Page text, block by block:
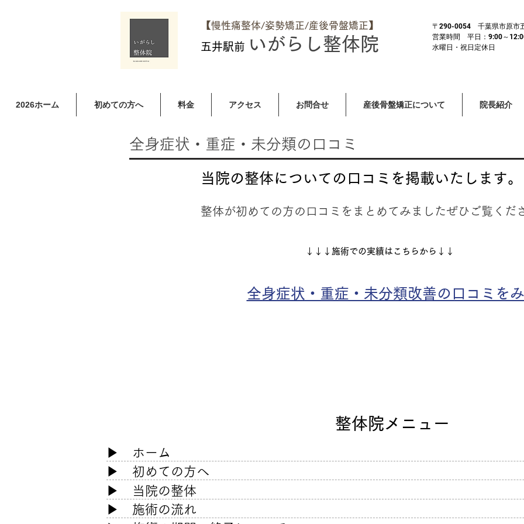
​【慢性痛整体/姿勢矯正/産後骨盤矯正】
五井駅前 いがらし整体院
〒290-0054 千葉県市原市
営業時間 平日：9:00～
​水曜日・祝日定休日
2026ホーム 初めての方へ 料金 アクセス お問合せ 産後骨盤矯正について 院長紹介
​全身症状・重症・未分類の口コミ
​当院の整体についての口コミを掲載いたします。
整体が初めての方の口コミをまとめてみましたぜひご覧くだ
​↓↓↓施術での実績はこちらから↓↓
全身症状・重症・未分類改善の口コミを
整体院メニュー
​▶ ホーム
​▶ 初めての方へ
▶ 当院の整体
▶ 施術の流れ